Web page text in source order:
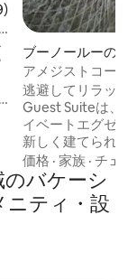
件、5つ星中4.97つ
ブーノールーのゲ
ート
アメジストコーブ
グゼクティブステ
逃避してリラックス！
Guest Suiteは、
イベートエグゼク
新しく建てられた
れた家に隣接して
台所とバスルーム
設備があります
レートの景色と音
価格 ·家族 ·チェ
バケーシ
ニティ・設